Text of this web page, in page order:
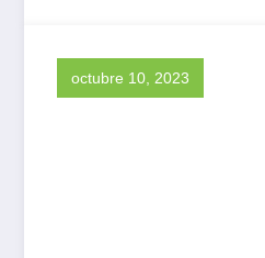
octubre 10, 2023